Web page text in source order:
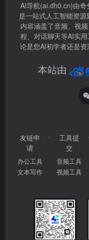
AI导航(ai.dh0.cn)由
是一站式人工智能资
内容涵盖了音频、视
程、对话聊天等AI实
论是您AI初学者还是
本站由
友链申
请
办公工具
文本写作
工具提
交
音频工具
视频工具